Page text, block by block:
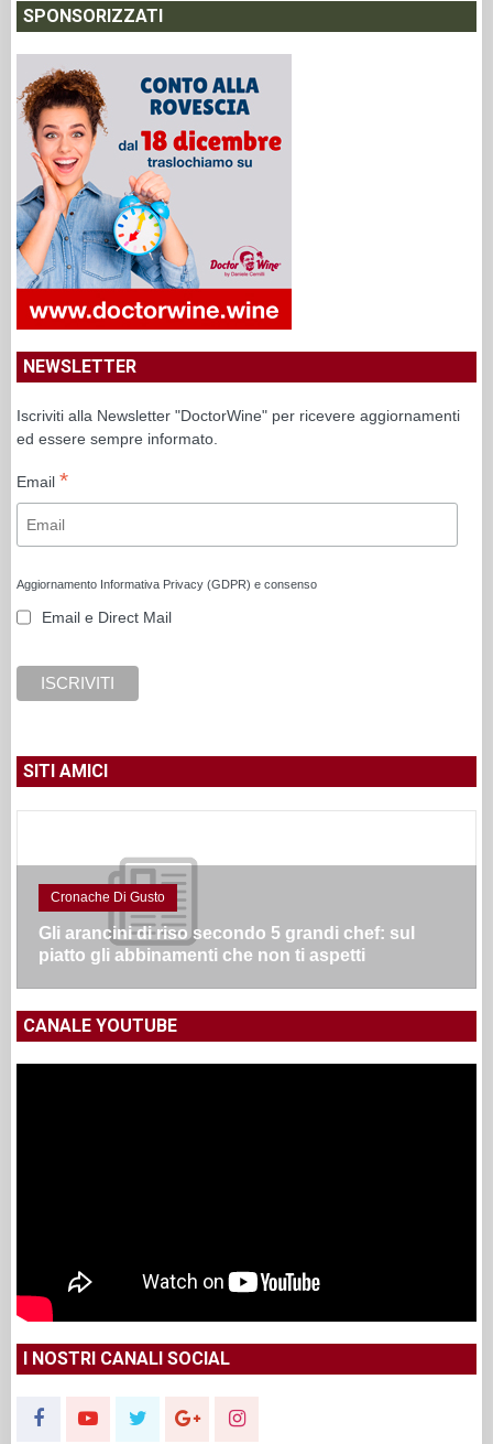
SPONSORIZZATI
NEWSLETTER
Iscriviti alla Newsletter "DoctorWine" per ricevere aggiornamenti
ed essere sempre informato.
Email *
Aggiornamento Informativa Privacy (GDPR) e consenso
Email e Direct Mail
SITI AMICI
Cronache Di Gusto
Gli arancini di riso secondo 5 grandi chef: sul
piatto gli abbinamenti che non ti aspetti
CANALE YOUTUBE
I NOSTRI CANALI SOCIAL